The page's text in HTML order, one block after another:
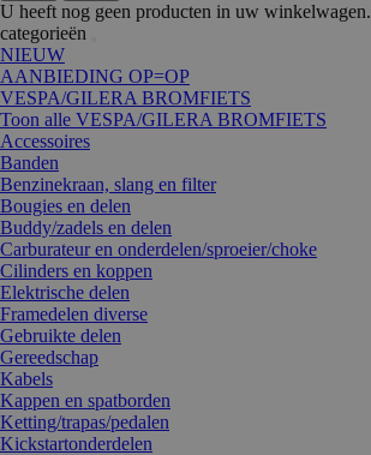
U heeft nog geen producten in uw winkelwagen.
categorieën
NIEUW
AANBIEDING OP=OP
VESPA/GILERA BROMFIETS
Toon alle VESPA/GILERA BROMFIETS
Accessoires
Banden
Benzinekraan, slang en filter
Bougies en delen
Buddy/zadels en delen
Carburateur en onderdelen/sproeier/choke
Cilinders en koppen
Elektrische delen
Framedelen diverse
Gebruikte delen
Gereedschap
Kabels
Kappen en spatborden
Ketting/trapas/pedalen
Kickstartonderdelen